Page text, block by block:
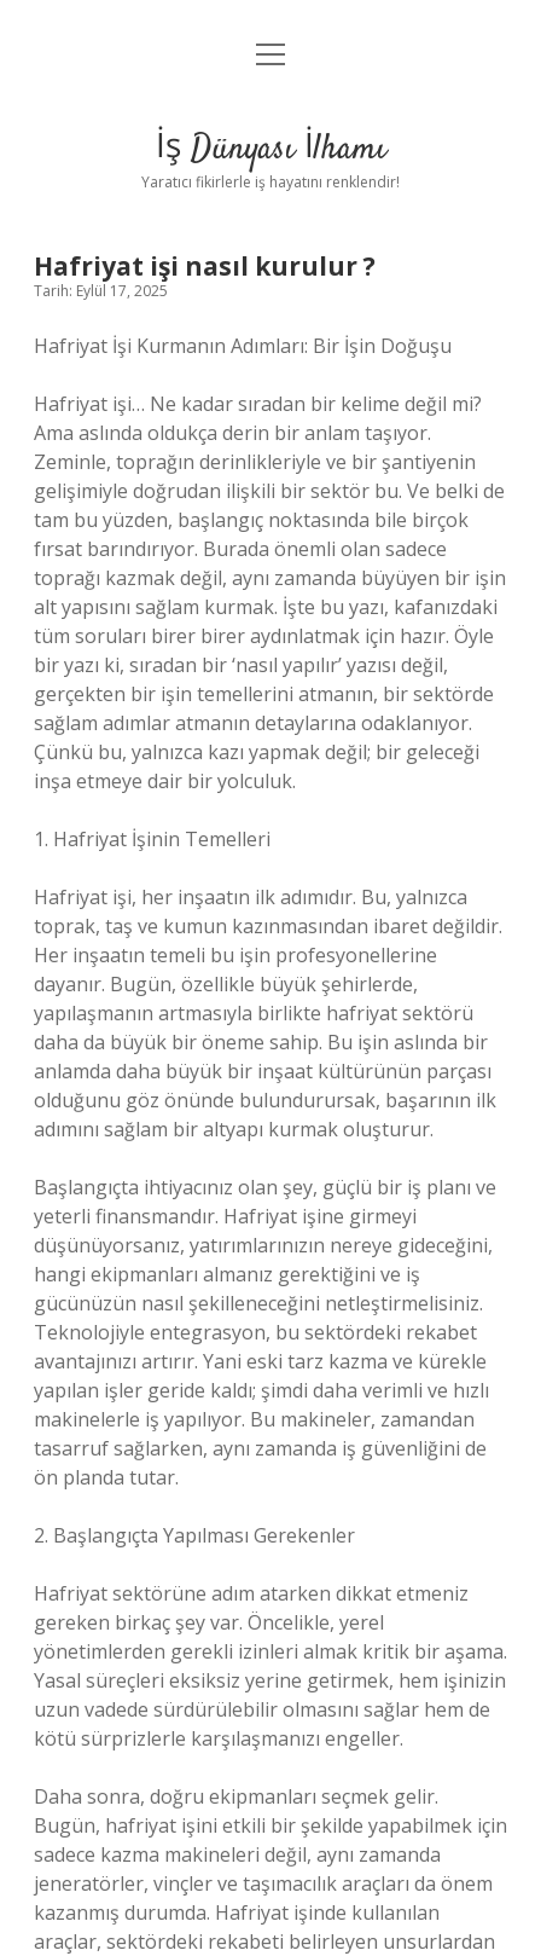
Anasayfa
Yasal Uyarı
menüyü
İş Dünyası İlhamı
Yaratıcı fikirlerle iş hayatını renklendir!
Hafriyat işi nasıl kurulur ?
Tarih: Eylül 17, 2025
Hafriyat İşi Kurmanın Adımları: Bir İşin Doğuşu
Hafriyat işi… Ne kadar sıradan bir kelime değil mi?
Ama aslında oldukça derin bir anlam taşıyor.
Zeminle, toprağın derinlikleriyle ve bir şantiyenin
gelişimiyle doğrudan ilişkili bir sektör bu. Ve belki de
tam bu yüzden, başlangıç noktasında bile birçok
fırsat barındırıyor. Burada önemli olan sadece
toprağı kazmak değil, aynı zamanda büyüyen bir işin
alt yapısını sağlam kurmak. İşte bu yazı, kafanızdaki
tüm soruları birer birer aydınlatmak için hazır. Öyle
bir yazı ki, sıradan bir ‘nasıl yapılır’ yazısı değil,
gerçekten bir işin temellerini atmanın, bir sektörde
sağlam adımlar atmanın detaylarına odaklanıyor.
Çünkü bu, yalnızca kazı yapmak değil; bir geleceği
inşa etmeye dair bir yolculuk.
1. Hafriyat İşinin Temelleri
Hafriyat işi, her inşaatın ilk adımıdır. Bu, yalnızca
toprak, taş ve kumun kazınmasından ibaret değildir.
Her inşaatın temeli bu işin profesyonellerine
dayanır. Bugün, özellikle büyük şehirlerde,
yapılaşmanın artmasıyla birlikte hafriyat sektörü
daha da büyük bir öneme sahip. Bu işin aslında bir
anlamda daha büyük bir inşaat kültürünün parçası
olduğunu göz önünde bulundurursak, başarının ilk
adımını sağlam bir altyapı kurmak oluşturur.
Başlangıçta ihtiyacınız olan şey, güçlü bir iş planı ve
yeterli finansmandır. Hafriyat işine girmeyi
düşünüyorsanız, yatırımlarınızın nereye gideceğini,
hangi ekipmanları almanız gerektiğini ve iş
gücünüzün nasıl şekilleneceğini netleştirmelisiniz.
Teknolojiyle entegrasyon, bu sektördeki rekabet
avantajınızı artırır. Yani eski tarz kazma ve kürekle
yapılan işler geride kaldı; şimdi daha verimli ve hızlı
makinelerle iş yapılıyor. Bu makineler, zamandan
tasarruf sağlarken, aynı zamanda iş güvenliğini de
ön planda tutar.
2. Başlangıçta Yapılması Gerekenler
Hafriyat sektörüne adım atarken dikkat etmeniz
gereken birkaç şey var. Öncelikle, yerel
yönetimlerden gerekli izinleri almak kritik bir aşama.
Yasal süreçleri eksiksiz yerine getirmek, hem işinizin
uzun vadede sürdürülebilir olmasını sağlar hem de
kötü sürprizlerle karşılaşmanızı engeller.
Daha sonra, doğru ekipmanları seçmek gelir.
Bugün, hafriyat işini etkili bir şekilde yapabilmek için
sadece kazma makineleri değil, aynı zamanda
jeneratörler, vinçler ve taşımacılık araçları da önem
kazanmış durumda. Hafriyat işinde kullanılan
araçlar, sektördeki rekabeti belirleyen unsurlardan